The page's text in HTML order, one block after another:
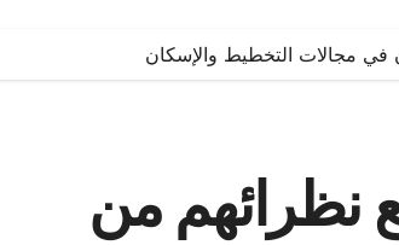
في مجالات التخطيط والإسكان
نظرائهم من